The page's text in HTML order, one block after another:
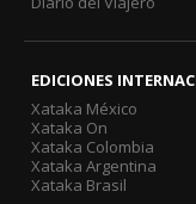
EDICIONES
Xataka México
Xataka On
Xataka Colombia
Xataka Argentina
Xataka Brasil